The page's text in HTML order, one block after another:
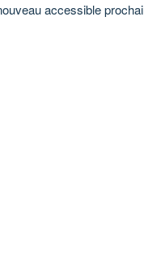
accessible